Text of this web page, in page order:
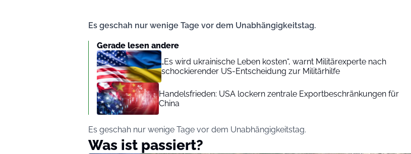
Es geschah nur wenige Tage vor dem Unabhängigkeitstag.
Gerade lesen andere
„Es wird ukrainische Leben kosten“, warnt Militärexperte nach
schockierender US-Entscheidung zur Militärhilfe
Handelsfrieden: USA lockern zentrale Exportbeschränkungen für
China
Es geschah nur wenige Tage vor dem Unabhängigkeitstag.
Was ist passiert?